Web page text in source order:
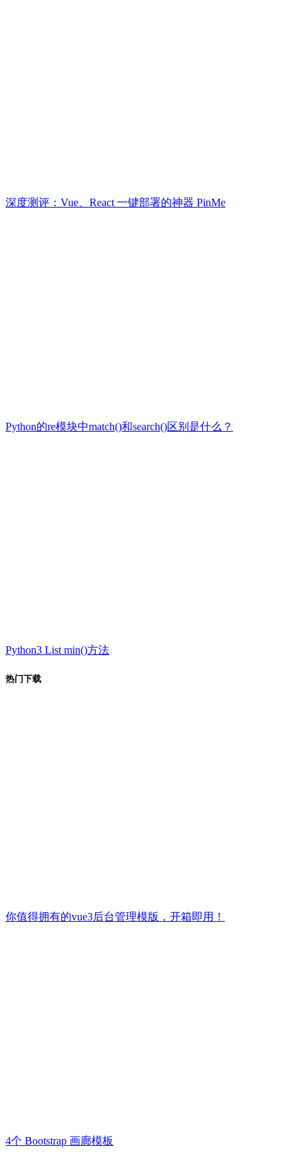
深度测评：Vue、React 一键部署的神器 PinMe
Python的re模块中match()和search()区别是什么？
Python3 List min()方法
热门下载
你值得拥有的vue3后台管理模版，开箱即用！
4个 Bootstrap 画廊模板